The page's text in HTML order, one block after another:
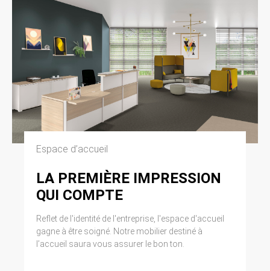
Espace d’accueil
LA PREMIÈRE IMPRESSION
QUI COMPTE
Reflet de l'identité de l'entreprise, l'espace d'accueil
gagne à être soigné. Notre mobilier destiné à
l’accueil saura vous assurer le bon ton.